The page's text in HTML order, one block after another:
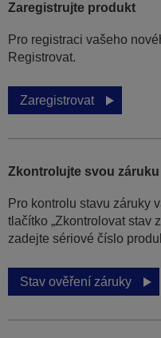
Zaregistrujte produkt
Pro registraci vašeho
Registrovat.
Zaregistrovat
Zkontrolujte svou záruku
Pro kontrolu stavu záruky
tlačítko „Zkontrolovat stav
zadejte sériové číslo
Stav ověření záruky